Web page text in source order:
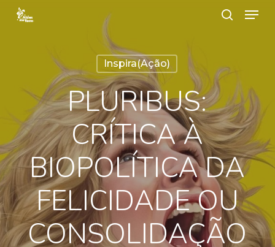
Menu
Inspira(ação)
PLURIBUS:
CRÍTICA À
BIOPOLÍTICA DA
FELICIDADE OU
CONSOLIDAÇÃO